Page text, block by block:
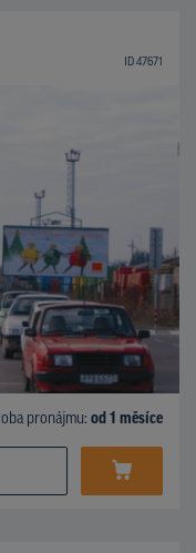
ID 47671
pronájmu: od 1 měsíce